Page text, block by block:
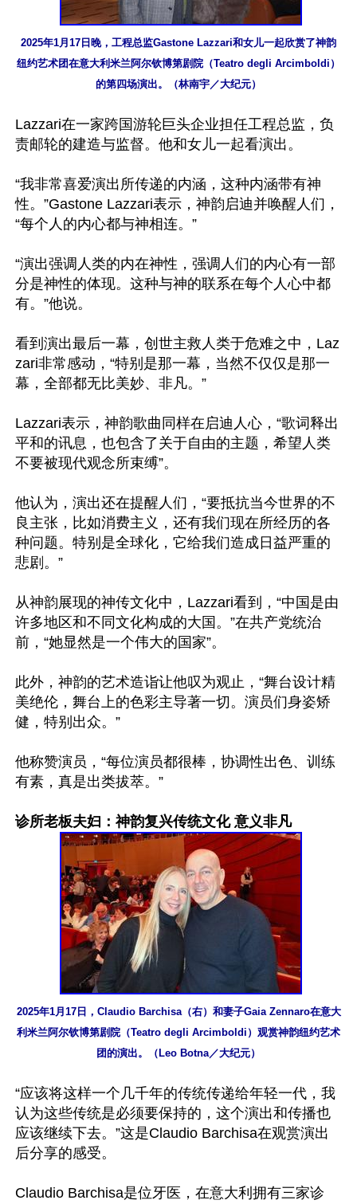
2025年1月17日晚，工程总监Gastone Lazzari和女儿一起欣赏了神韵
纽约艺术团在意大利米兰阿尔钦博第剧院（Teatro degli Arcimboldi）
的第四场演出。（林南宇／大纪元）
Lazzari在一家跨国游轮巨头企业担任工程总监，负
责邮轮的建造与监督。他和女儿一起看演出。
“我非常喜爱演出所传递的内涵，这种内涵带有神
性。”Gastone Lazzari表示，神韵启迪并唤醒人们，
“每个人的内心都与神相连。”
“演出强调人类的内在神性，强调人们的内心有一部
分是神性的体现。这种与神的联系在每个人心中都
有。”他说。
看到演出最后一幕，创世主救人类于危难之中，Laz
zari非常感动，“特别是那一幕，当然不仅仅是那一
幕，全部都无比美妙、非凡。”
Lazzari表示，神韵歌曲同样在启迪人心，“歌词释出
平和的讯息，也包含了关于自由的主题，希望人类
不要被现代观念所束缚”。
他认为，演出还在提醒人们，“要抵抗当今世界的不
良主张，比如消费主义，还有我们现在所经历的各
种问题。特别是全球化，它给我们造成日益严重的
悲剧。”
从神韵展现的神传文化中，Lazzari看到，“中国是由
许多地区和不同文化构成的大国。”在共产党统治
前，“她显然是一个伟大的国家”。
此外，神韵的艺术造诣让他叹为观止，“舞台设计精
美绝伦，舞台上的色彩主导著一切。演员们身姿矫
健，特别出众。”
他称赞演员，“每位演员都很棒，协调性出色、训练
有素，真是出类拔萃。”
诊所老板夫妇：神韵复兴传统文化 意义非凡
2025年1月17日，Claudio Barchisa（右）和妻子Gaia Zennaro在意大
利米兰阿尔钦博第剧院（Teatro degli Arcimboldi）观赏神韵纽约艺术
团的演出。（Leo Botna／大纪元）
“应该将这样一个几千年的传统传递给年轻一代，我
认为这些传统是必须要保持的，这个演出和传播也
应该继续下去。”这是Claudio Barchisa在观赏演出
后分享的感受。
Claudio Barchisa是位牙医，在意大利拥有三家诊